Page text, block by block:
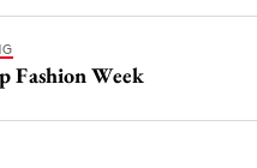
Fashion Week